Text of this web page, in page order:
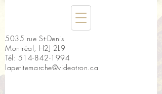
5035 rue St-Denis
Montréal, H2J 2L9
Tél: 514-842-1994
lapetitemarche@videotron.ca